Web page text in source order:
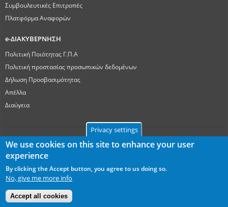
Συμβουλευτικές Επιτροπές
Πλατφόρμα Αναφορών
e-ΔΙΑΚΥΒΕΡΝΗΣΗ
Πολιτική Ποιότητας Γ.Π.Α
Πολιτική προστασίας προσωπικών δεδομένων
Δήλωση Προσβασιμότητας
Απέλλα
Διαύγεια
userway
Privacy settings
We use cookies on this site to enhance your user
experience
By clicking the Accept button, you agree to us doing so.
No, give me more info
Accept all cookies